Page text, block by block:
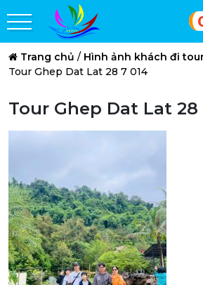
Trang chủ / Hình ảnh khách đi
Tour Ghep Dat Lat 28 7 014
Tour Ghep Dat Lat 28